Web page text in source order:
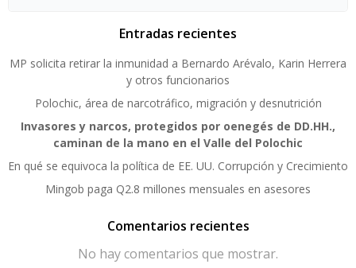
Entradas recientes
MP solicita retirar la inmunidad a Bernardo Arévalo, Karin Herrera
y otros funcionarios
Polochic, área de narcotráfico, migración y desnutrición
Invasores y narcos, protegidos por oenegés de DD.HH.,
caminan de la mano en el Valle del Polochic
En qué se equivoca la política de EE. UU. Corrupción y Crecimiento
Mingob paga Q2.8 millones mensuales en asesores
Comentarios recientes
No hay comentarios que mostrar.